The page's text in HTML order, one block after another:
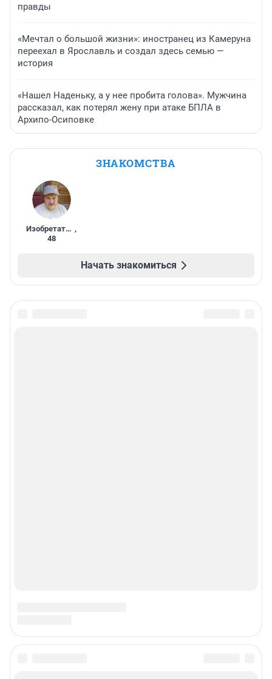
правды
«Мечтал о большой жизни»: иностранец из Камеруна
переехал в Ярославль и создал здесь семью —
история
«Нашел Наденьку, а у нее пробита голова». Мужчина
рассказал, как потерял жену при атаке БПЛА в
Архипо-Осиповке
ЗНАКОМСТВА
Изобретатель ,
48
Начать знакомиться